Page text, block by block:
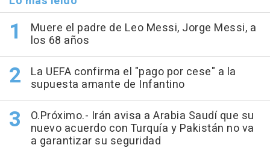
Muere el padre de Leo Messi, Jorge Messi, a
los 68 años
La UEFA confirma el "pago por cese" a la
supuesta amante de Infantino
O.Próximo.- Irán avisa a Arabia Saudí que su
nuevo acuerdo con Turquía y Pakistán no va
a garantizar su seguridad